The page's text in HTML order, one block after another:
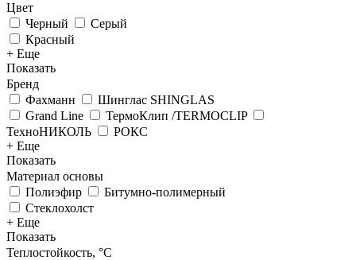
Цвет
Черный
Серый
Красный
+ Еще
Показать
Бренд
Фахманн
Шинглас SHINGLAS
Grand Line
ТермоКлип /TERMOCLIP
ТехноНИКОЛЬ
РОКС
+ Еще
Показать
Материал основы
Полиэфир
Битумно-полимерный
Стеклохолст
+ Еще
Показать
Теплостойкость, °С